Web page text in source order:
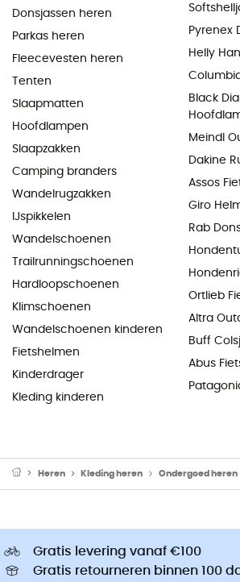
Donsjassen heren
Parkas heren
Fleecevesten heren
Tenten
Slaapmatten
Hoofdlampen
Slaapzakken
Camping branders
Wandelrugzakken
IJspikkelen
Wandelschoenen
Trailrunningschoenen
Hardloopschoenen
Klimschoenen
Wandelschoenen kinderen
Fietshelmen
Kinderdrager
Kleding kinderen
Pyrenex
Helly
Black
Meindl
Dakine
Assos
Giro
Rab
Ortlieb
Altra
Buff
Abus
Heren Kleding heren Ondergoed heren
Gratis levering vanaf €100
Gratis retourneren binnen 100